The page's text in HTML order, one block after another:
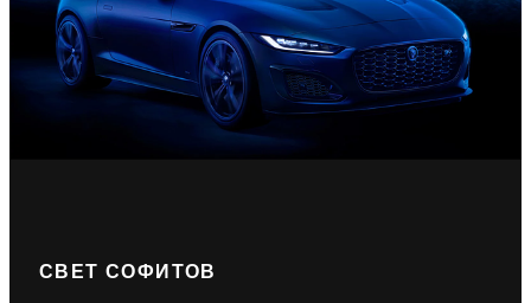
СВЕТ СОФИТОВ